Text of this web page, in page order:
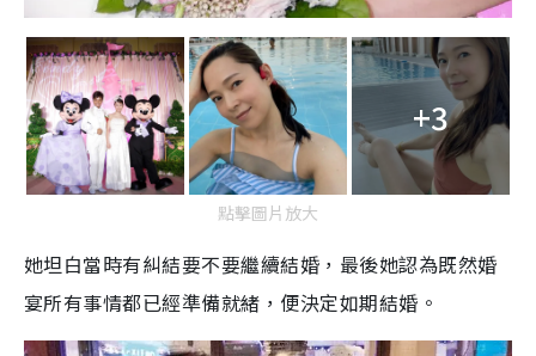
+3
點擊圖片放大
她坦白當時有糾結要不要繼續結婚，最後她認為既然婚
宴所有事情都已經準備就緒，便決定如期結婚。